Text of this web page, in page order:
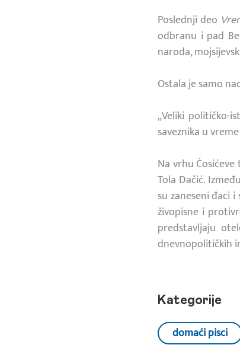
Poslednji deo
odbranu i pad
naroda,
Ostala je samo
„Veliki političko-
saveznika u
Na vrhu
Tola Dačić.
su zaneseni đaci
živopisne i
predstavljaju
dnevnopolitičkih
Kategorije
domaći pisci